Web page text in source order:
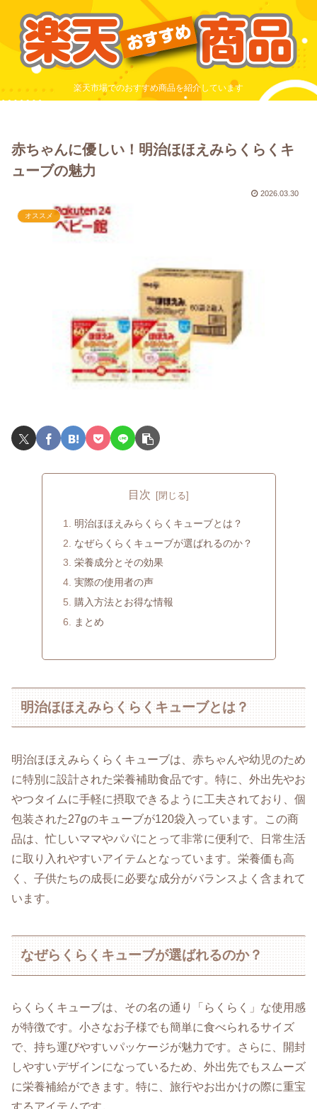
楽天市場でのおすすめ商品を紹介しています
赤ちゃんに優しい！明治ほほえみらくらくキ
ューブの魅力
2026.03.30
オススメ
目次
明治ほほえみらくらくキューブとは？
なぜらくらくキューブが選ばれるのか？
栄養成分とその効果
実際の使用者の声
購入方法とお得な情報
まとめ
明治ほほえみらくらくキューブとは？
明治ほほえみらくらくキューブは、赤ちゃんや幼児のため
に特別に設計された栄養補助食品です。特に、外出先やお
やつタイムに手軽に摂取できるように工夫されており、個
包装された27gのキューブが120袋入っています。この商
品は、忙しいママやパパにとって非常に便利で、日常生活
に取り入れやすいアイテムとなっています。栄養価も高
く、子供たちの成長に必要な成分がバランスよく含まれて
います。
なぜらくらくキューブが選ばれるのか？
らくらくキューブは、その名の通り「らくらく」な使用感
が特徴です。小さなお子様でも簡単に食べられるサイズ
で、持ち運びやすいパッケージが魅力です。さらに、開封
しやすいデザインになっているため、外出先でもスムーズ
に栄養補給ができます。特に、旅行やお出かけの際に重宝
するアイテムです。